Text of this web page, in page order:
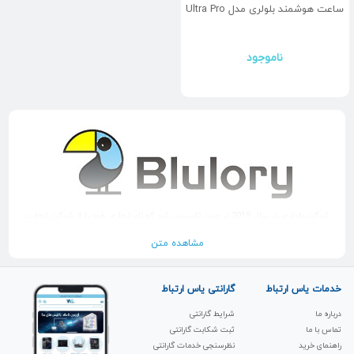
ساعت هوشمند بلولری مدل Ultra Pro
ناموجود
تولید و توسعه دستگاه‌های هوشمند متخصص است و مقر اصلی آن نیز در شنژن
... وجود دارد.
تسلط بزرگ این محصولات در بازار منجر به درک دقیق نیازمندی کاربران و مشتریان
گردیده و همین امر به تولید بیش از ده‌ ها محصول دیجیتال حرفه ای و هوشمند
شده است.
تولید کننده برچسته ساعت هوشمند
مشاهده متن
خدمات یاس ارتباط
درباره ما
تماس با ما
راهنمای خرید
گارانتی یاس ارتباط
شرایط گارانتی
ثبت شکابت‌ گارانتی
نظرسنجی خدمات گارانتی